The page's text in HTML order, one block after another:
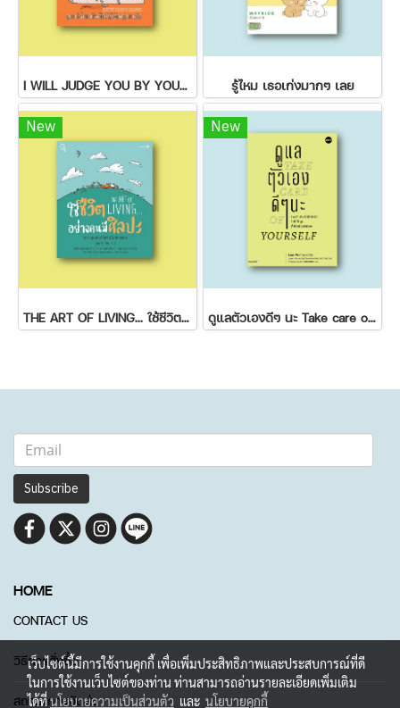
I WILL JUDGE YOU BY YOUR BOOKSHELF ดูแค่ชั้นหนังสือก็รู้จักคุณแล้ว รู้ไหม เธอเก่งมากๆ เลย
New
THE ART OF LIVING... ใช้ชีวิตอย่างคนมีศิลปะ
New
ดูแลตัวเองดีๆ นะ Take care of yourself.
Subscribe
HOME
CONTACT US
วิธีการสั่งซื้อ
สถานะการจัดส่ง
เว็บไซต์นี้มีการใช้งานคุกกี้ เพื่อเพิ่มประสิทธิภาพและประสบการณ์ที่ดี
ในการใช้งานเว็บไซต์ของท่าน ท่านสามารถอ่านรายละเอียดเพิ่มเติม
ได้ที่นโยบายความเป็นส่วนตัว และ นโยบายคุกกี้